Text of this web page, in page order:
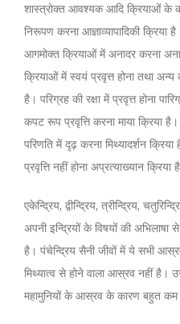
शास्त्रोक्त आवश्यक आदि क्रियाओं के
निरूपण करना आज्ञाव्यापादिकी
आगमोक्त क्रियाओं में अनादर करना
क्रियाओं में स्वयं प्रवृत्त होना तथा अन्य
है। परिग्रह की रक्षा में प्रवृत्त होना
कपट रूप प्रवृत्ति करना माया क्रिया
परिणति में दृढ़ करना मिथ्यादर्शन
प्रवृत्ति नहीं होना अप्रत्याख्यान क्रिया
एकेन्द्रिय, द्वीन्द्रिय, त्रीन्द्रिय,
अपनी इन्द्रियों के विषयों की अभिलाषा
है। पंचेन्द्रिय सैनी जीवों में ये सभी
मिथ्यात्व से होने वाला आस्रव नहीं
महामुनियों के आस्रव के कारण बहुत कम